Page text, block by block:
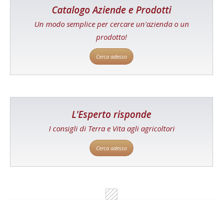
Catalogo Aziende e Prodotti
Un modo semplice per cercare un'azienda o un
prodotto!
Cerca adesso
L'Esperto risponde
I consigli di Terra e Vita agli agricoltori
Cerca adesso